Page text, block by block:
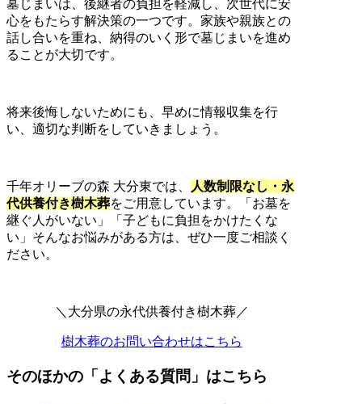
墓じまいは、後継者の負担を軽減し、次世代に安
心をもたらす解決策の一つです。家族や親族との
話し合いを重ね、納得のいく形で墓じまいを進め
ることが大切です。
将来後悔しないためにも、早めに情報収集を行
い、適切な判断をしていきましょう。
千年オリーブの森 大分東では、
人数制限なし・永
代供養付き樹木葬をご用意しています。「お墓を
継ぐ人がいない」「子どもに負担をかけたくな
い」そんなお悩みがある方は、ぜひ一度ご相談く
ださい。
＼大分県の永代供養付き樹木葬／
樹木葬のお問い合わせはこちら
そのほかの「よくある質問」はこちら